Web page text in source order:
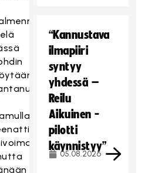
“Kannustava
ilmapiiri
syntyy
yhdessä –
Reilu
Aikuinen -
pilotti
käynnistyy”
05.08.2026